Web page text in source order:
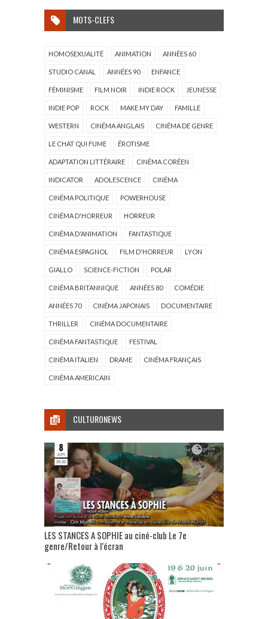
MOTS-CLEFS
HOMOSEXUALITÉ ANIMATION ANNÉES 60
STUDIO CANAL ANNÉES 90 ENFANCE
FÉMINISME FILM NOIR INDIE ROCK JEUNESSE
INDIE POP ROCK MAKE MY DAY FAMILLE
WESTERN CINÉMA ANGLAIS CINÉMA DE GENRE
LE CHAT QUI FUME ÉROTISME
ADAPTATION LITTÉRAIRE CINÉMA CORÉEN
INDICATOR ADOLESCENCE CINÉMA
CINÉMA POLITIQUE POWERHOUSE
CINÉMA D'HORREUR HORREUR
CINÉMA D'ANIMATION FANTASTIQUE
CINÉMA ESPAGNOL FILM D'HORREUR LYON
GIALLO SCIENCE-FICTION POLAR
CINÉMA BRITANNIQUE ANNÉES 80 COMÉDIE
ANNÉES 70 CINÉMA JAPONAIS DOCUMENTAIRE
THRILLER CINÉMA DOCUMENTAIRE
CINÉMA FANTASTIQUE FESTIVAL
CINÉMA ITALIEN DRAME CINÉMA FRANÇAIS
CINÉMA AMERICAIN
CULTURONEWS
LES STANCES A SOPHIE au ciné-club Le 7e
genre/Retour à l’écran